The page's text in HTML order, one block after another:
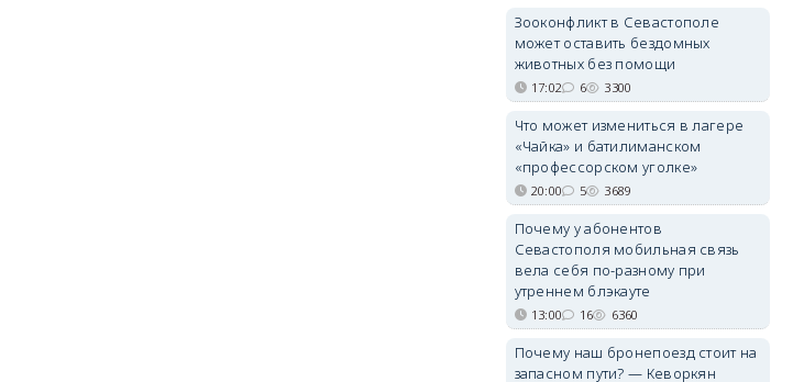
Зооконфликт в Севастополе
может оставить бездомных
животных без помощи
17:02 6 3300
Что может измениться в лагере
«Чайка» и батилиманском
«профессорском уголке»
20:00 5 3689
Почему у абонентов
Севастополя мобильная связь
вела себя по-разному при
утреннем блэкауте
13:00 16 6360
Почему наш бронепоезд стоит на
запасном пути? — Кеворкян